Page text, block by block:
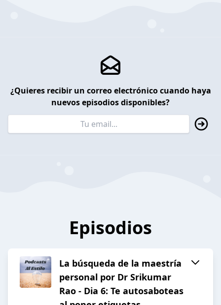
¿Quieres recibir un correo electrónico cuando haya
nuevos episodios disponibles?
Episodios
La búsqueda de la maestría
personal por Dr Srikumar
Rao - Dia 6: Te autosaboteas